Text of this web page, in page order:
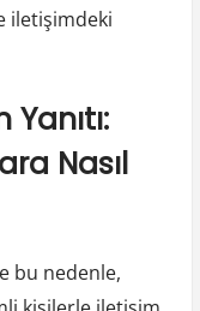
iletişimdeki
Nasıl
bu nedenle,